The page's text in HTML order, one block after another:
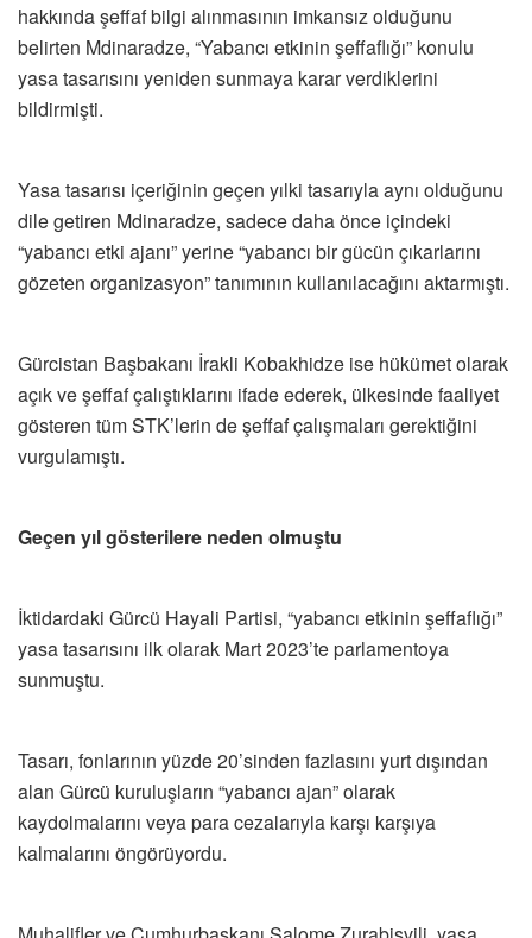
hakkında şeffaf bilgi alınmasının imkansız olduğunu
belirten Mdinaradze, “Yabancı etkinin şeffaflığı” konulu
yasa tasarısını yeniden sunmaya karar verdiklerini
bildirmişti.
Yasa tasarısı içeriğinin geçen yılki tasarıyla aynı olduğunu
dile getiren Mdinaradze, sadece daha önce içindeki
“yabancı etki ajanı” yerine “yabancı bir gücün çıkarlarını
gözeten organizasyon” tanımının kullanılacağını aktarmıştı.
Gürcistan Başbakanı İrakli Kobakhidze ise hükümet olarak
açık ve şeffaf çalıştıklarını ifade ederek, ülkesinde faaliyet
gösteren tüm STK’lerin de şeffaf çalışmaları gerektiğini
vurgulamıştı.
Geçen yıl gösterilere neden olmuştu
İktidardaki Gürcü Hayali Partisi, “yabancı etkinin şeffaflığı”
yasa tasarısını ilk olarak Mart 2023’te parlamentoya
sunmuştu.
Tasarı, fonlarının yüzde 20’sinden fazlasını yurt dışından
alan Gürcü kuruluşların “yabancı ajan” olarak
kaydolmalarını veya para cezalarıyla karşı karşıya
kalmalarını öngörüyordu.